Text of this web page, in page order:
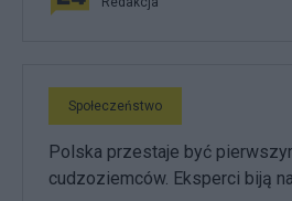
Społeczeństwo
Polska przestaje być
cudzoziemców. Eksperci biją